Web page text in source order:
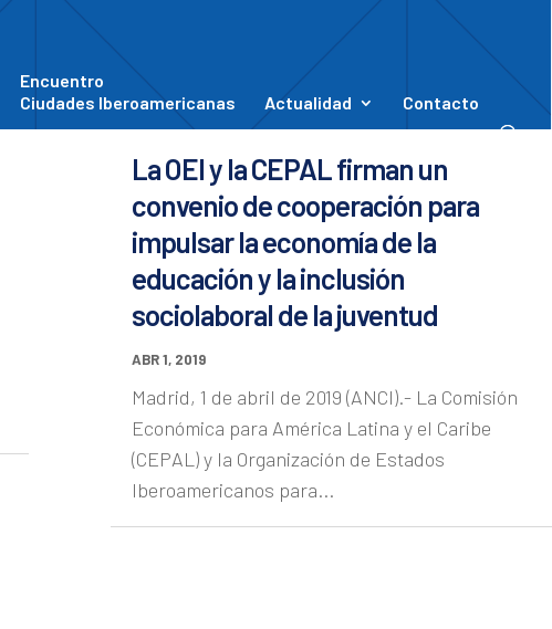
Encuentro
Ciudades Iberoamericanas
Actualidad Contacto
La OEI y la CEPAL firman un
convenio de cooperación para
impulsar la economía de la
educación y la inclusión
sociolaboral de la juventud
ABR 1, 2019
Madrid, 1 de abril de 2019 (ANCI).- La Comisión
Económica para América Latina y el Caribe
(CEPAL) y la Organización de Estados
Iberoamericanos para...